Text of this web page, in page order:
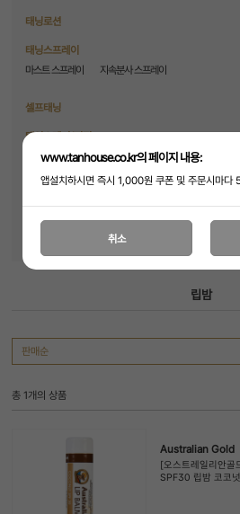
태닝로션
태닝스프레이
마스트 스프레이
지속분사 스프레이
셀프태닝
탠익스텐더/진정
탠익스텐더
수딩/진정
SPF50 이상
SPF30 이상 SPF15 이상 SPF15
키즈
립밤
총 1개의 상품
Australian Gold
[오스트레일리안골
SPF30 립밤 코코
www.tanhouse.co.kr의 페이지 내용:
앱설치하시면 즉시 1,000원 쿠폰 및 주문시마다
취소